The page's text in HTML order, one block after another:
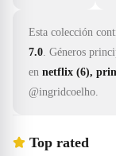
Esta colección
7.0. Géneros
en netflix (6),
@ingridcoelho.
Top rated